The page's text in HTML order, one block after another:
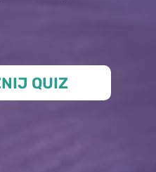
QUIZ